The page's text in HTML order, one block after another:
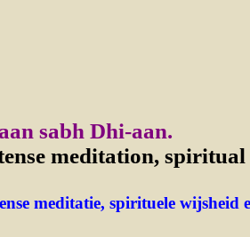
sabh Dhi-aan.
meditation,
meditatie, spirituele wijsheid